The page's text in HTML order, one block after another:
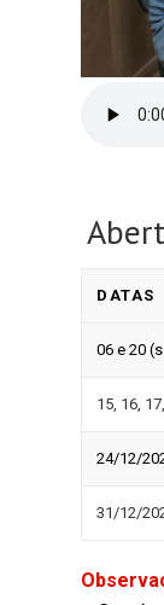
DATAS
06 e 20
15, 16,
24/12/
31/12/